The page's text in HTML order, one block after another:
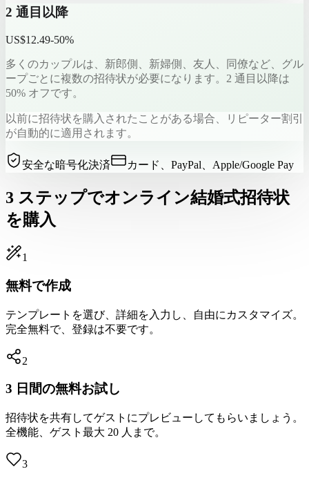
2 通目以降
US$12.49-50%
多くのカップルは、新郎側、新婦側、友人、同僚など、グル
ープごとに複数の招待状が必要になります。2 通目以降は
50% オフです。
以前に招待状を購入されたことがある場合、リピーター割引
が自動的に適用されます。
安全な暗号化決済 カード、PayPal、Apple/Google Pay
3 ステップでオンライン結婚式招待状
を購入
1
無料で作成
テンプレートを選び、詳細を入力し、自由にカスタマイズ。
完全無料で、登録は不要です。
2
3 日間の無料お試し
招待状を共有してゲストにプレビューしてもらいましょう。
全機能、ゲスト最大 20 人まで。
3